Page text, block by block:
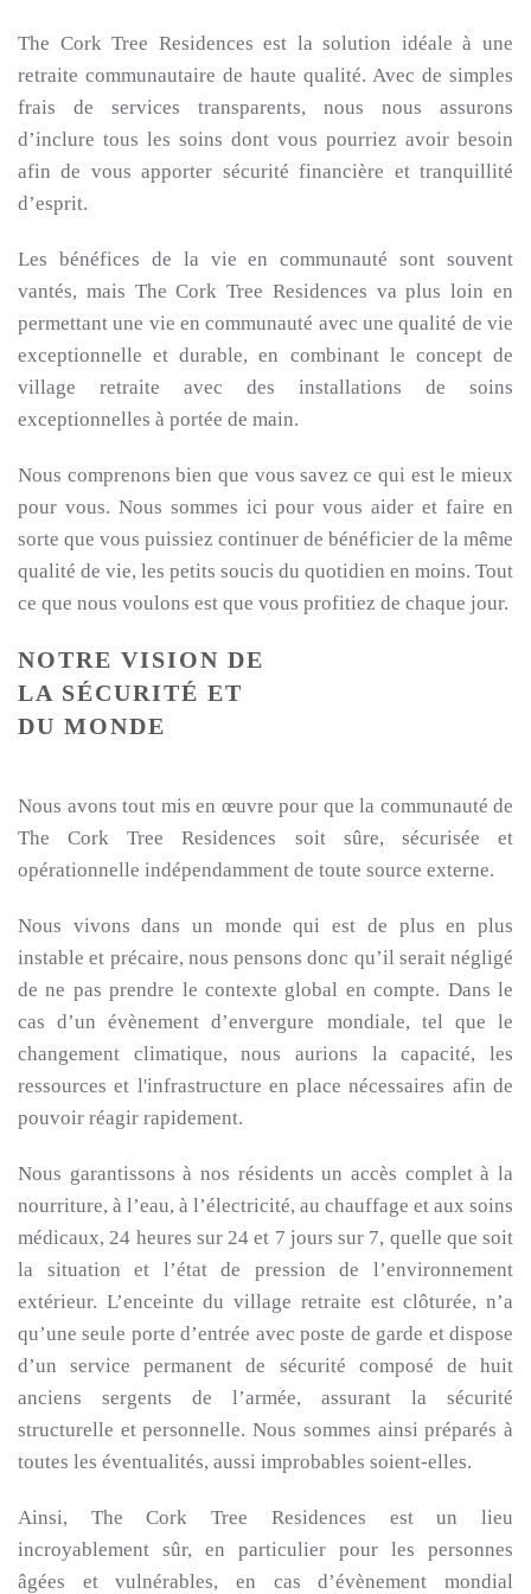
The Cork Tree Residences est la solution idéale à une
retraite communautaire de haute qualité. Avec de simples
frais de services transparents, nous nous assurons
d’inclure tous les soins dont vous pourriez avoir besoin
afin de vous apporter sécurité financière et tranquillité
d’esprit.
Les bénéfices de la vie en communauté sont souvent
vantés, mais The Cork Tree Residences va plus loin en
permettant une vie en communauté avec une qualité de vie
exceptionnelle et durable, en combinant le concept de
village retraite avec des installations de soins
exceptionnelles à portée de main.
Nous comprenons bien que vous savez ce qui est le mieux
pour vous. Nous sommes ici pour vous aider et faire en
sorte que vous puissiez continuer de bénéficier de la même
qualité de vie, les petits soucis du quotidien en moins. Tout
ce que nous voulons est que vous profitiez de chaque jour.
NOTRE VISION DE
LA SÉCURITÉ ET
DU MONDE
Nous avons tout mis en œuvre pour que la communauté de
The Cork Tree Residences soit sûre, sécurisée et
opérationnelle indépendamment de toute source externe.
Nous vivons dans un monde qui est de plus en plus
instable et précaire, nous pensons donc qu’il serait négligé
de ne pas prendre le contexte global en compte. Dans le
cas d’un évènement d’envergure mondiale, tel que le
changement climatique, nous aurions la capacité, les
ressources et l'infrastructure en place nécessaires afin de
pouvoir réagir rapidement.
Nous garantissons à nos résidents un accès complet à la
nourriture, à l’eau, à l’électricité, au chauffage et aux soins
médicaux, 24 heures sur 24 et 7 jours sur 7, quelle que soit
la situation et l’état de pression de l’environnement
extérieur. L’enceinte du village retraite est clôturée, n’a
qu’une seule porte d’entrée avec poste de garde et dispose
d’un service permanent de sécurité composé de huit
anciens sergents de l’armée, assurant la sécurité
structurelle et personnelle. Nous sommes ainsi préparés à
toutes les éventualités, aussi improbables soient-elles.
Ainsi, The Cork Tree Residences est un lieu
incroyablement sûr, en particulier pour les personnes
âgées et vulnérables, en cas d’évènement mondial